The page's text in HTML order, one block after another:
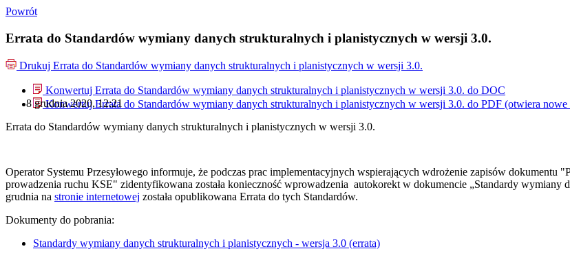
Powrót
Errata do Standardów wymiany danych strukturalnych i planistycznych w wersji 3.0.
Drukuj Errata do Standardów wymiany danych strukturalnych i planistycznych w wersji 3.0.
Konwertuj Errata do Standardów wymiany danych strukturalnych i planistycznych w wersji 3.0. do DOC
Konwertuj Errata do Standardów wymiany danych strukturalnych i planistycznych w wersji 3.0. do PDF (otwiera nowe
8 grudnia 2020, 12:21
Errata do Standardów wymiany danych strukturalnych i planistycznych w wersji 3.0.
Operator Systemu Przesyłowego informuje, że podczas prac implementacyjnych wspierających wdrożenie zapisów
prowadzenia ruchu KSE" zidentyfikowana została konieczność wprowadzenia autokorekt w dokumencie „Standardy
grudnia na stronie internetowej została opublikowana Errata do tych Standardów.
Dokumenty do pobrania:
Standardy wymiany danych strukturalnych i planistycznych - wersja 3.0 (errata)